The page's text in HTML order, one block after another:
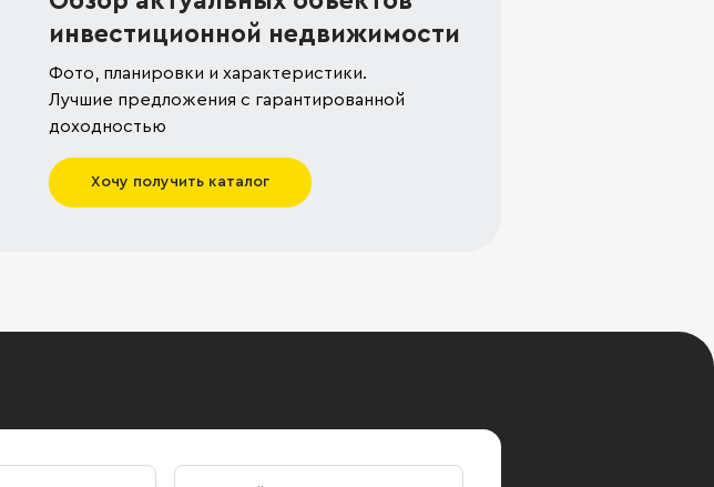
инвестиционной недвижимости
Фото, планировки и характеристики.
Лучшие предложения с гарантированной
доходностью
Хочу получить каталог